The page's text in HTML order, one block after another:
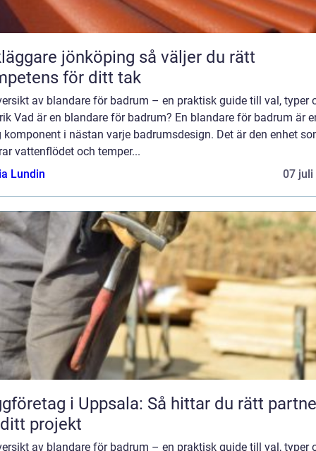
jönköping så väljer du rätt
för ditt tak
av blandare för badrum – en praktisk guide till val, typer
Vad är en blandare för badrum? En blandare för badrum är
komponent i nästan varje badrumsdesign. Det är den enhet
vattenflödet och temper...
Lundin
07 juli
i Uppsala: Så hittar du rätt
projekt
av blandare för badrum – en praktisk guide till val, typer